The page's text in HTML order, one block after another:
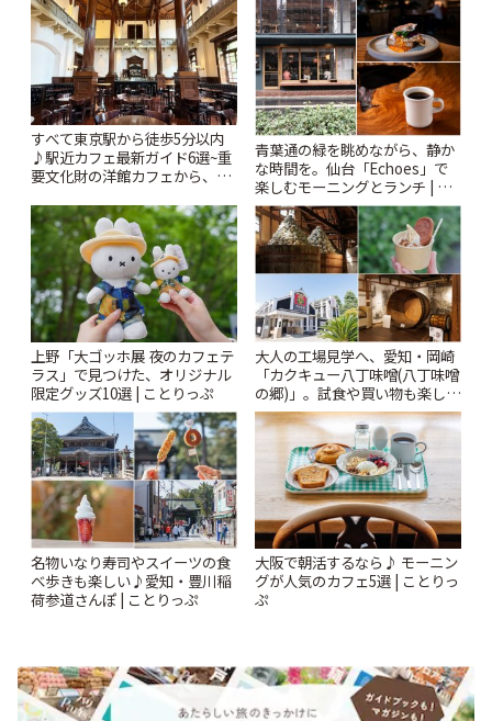
すべて東京駅から徒歩5分以内
♪駅近カフェ最新ガイド6選~重
要文化財の洋館カフェから、改
りっぷ
青葉通の緑を眺めながら、静か
な時間を。仙台「Echoes」で
楽しむモーニングとランチ | こ
とりっぷ
上野「大ゴッホ展 夜のカフェテ
ラス」で見つけた、オリジナル
限定グッズ10選 | ことりっぷ
大人の工場見学へ、愛知・岡崎
「カクキュー八丁味噌(八丁味噌
の郷)」。試食や買い物も楽しみ
♪ | ことりっぷ
名物いなり寿司やスイーツの食
べ歩きも楽しい♪愛知・豊川稲
荷参道さんぽ | ことりっぷ
大阪で朝活するなら♪ モーニン
グが人気のカフェ5選 | ことりっ
ぷ